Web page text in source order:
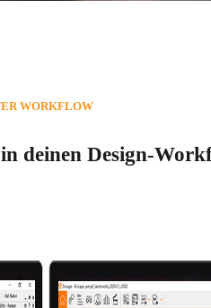
deinen Design-
WORKFLOW